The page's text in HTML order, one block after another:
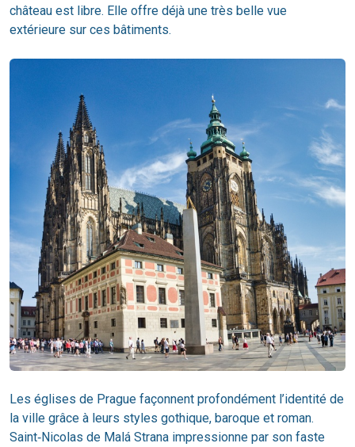
château est libre. Elle offre déjà une très belle vue
extérieure sur ces bâtiments.
Les églises de Prague façonnent profondément l’identité de
la ville grâce à leurs styles gothique, baroque et roman.
Saint‑Nicolas de Malá Strana impressionne par son faste